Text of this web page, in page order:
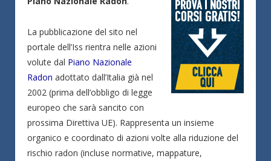
La pubblicazione del sito nel
portale dell’Iss rientra nelle azioni
volute dal Piano Nazionale
Radon adottato dall’Italia già nel
2002 (prima dell’obbligo di legge
europeo che sarà sancito con
prossima Direttiva UE). Rappresenta un insieme
organico e coordinato di azioni volte alla riduzione del
rischio radon (incluse normative, mappature,